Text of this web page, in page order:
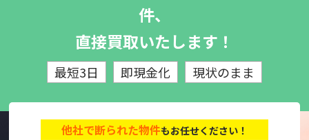
件、
直接買取いたします！
最短3日 即現金化 現状のまま
他社で断られた物件もお任せください！